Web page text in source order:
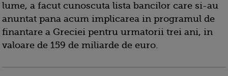
lume, a facut cunoscuta lista bancilor care si-au
anuntat pana acum implicarea in programul de
finantare a Greciei pentru urmatorii trei ani, in
valoare de 159 de miliarde de euro.